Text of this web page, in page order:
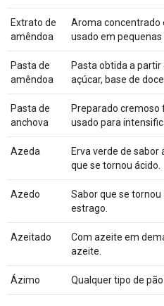
Extrato de
amêndoa
Aroma concentrado
usado em
Pasta de
amêndoa
Pasta obtida a
açúcar, base de
Pasta de
anchova
Preparado cremoso
usado para
Azeda
Erva verde de sabor
que se tornou ácido.
Azedo
Sabor que se
estrago.
Azeitado
Com azeite em
azeite.
Ázimo Qualquer tipo de